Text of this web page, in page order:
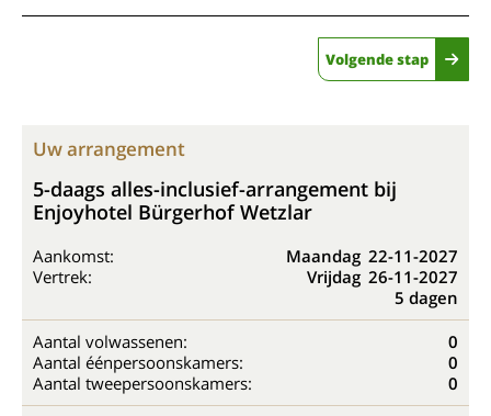
Volgende stap
Uw arrangement
5-daags alles-inclusief-arrangement bij
Enjoyhotel Bürgerhof Wetzlar
Aankomst: Maandag 22-11-2027
Vertrek:
Vrijdag 26-11-2027
5 dagen
Aantal volwassenen:
0
Aantal éénpersoonskamers:
0
Aantal tweepersoonskamers:
0